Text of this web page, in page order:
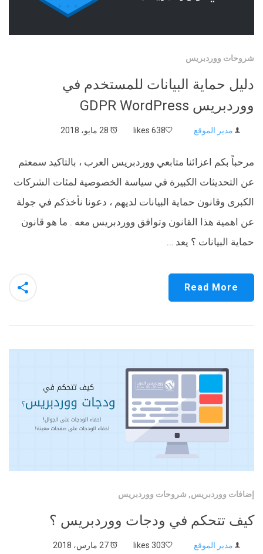
شروحات ووردبريس
دليل حماية البيانات للمستخدم في
ووردبريس GDPR WordPress
مدير الموقع 638 likes
مرحباً بكم اعزائنا متابعي ووردبريس العرب ، بالتاكيد سمعتم
عن التحديثات الكبيرة في سياسة الخصوصية لمئات الشركات
الكبرى وقانون حماية البيانات لديهم ، دعونا نأخذكم في جولة
عن اهمية هذا القانون وتوافق ووردبريس معه . ما هو قانون
حماية البيانات ؟ يعد …
Read More
إضافات ووردبريس, شروحات ووردبريس
كيف تتحكم في ودجات ووردبريس ؟
مدير الموقع 303 likes